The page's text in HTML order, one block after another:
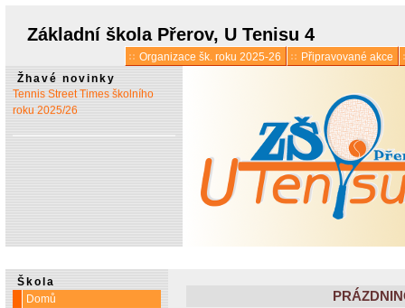
Základní škola Přerov, U Tenisu 4
Organizace šk. roku 2025-26
Připravované akce
Žhavé novinky
* 13. 5.:Vyšlo 6. číslo časopisu
Tennis Street Times školního
roku 2025/26
Škola
Domů